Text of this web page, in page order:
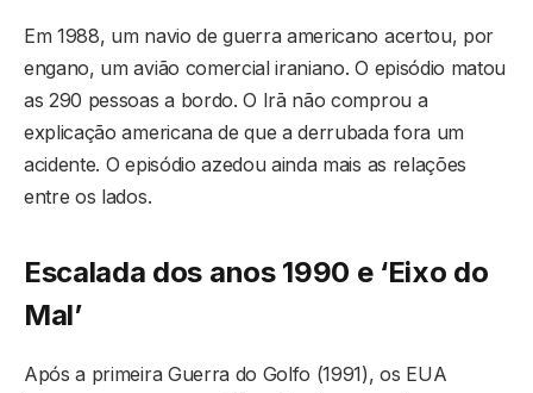
Em 1988, um navio de guerra americano acertou, por
engano, um avião comercial iraniano. O episódio matou
as 290 pessoas a bordo. O Irā não comprou a
explicação americana de que a derrubada fora um
acidente. O episódio azedou ainda mais as relações
entre os lados.
Escalada dos anos 1990 e ‘Eixo do
Mal’
Após a primeira Guerra do Golfo (1991), os EUA